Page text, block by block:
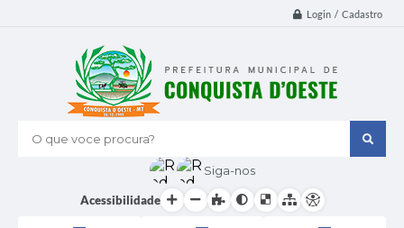
Login / Cadastro
O que voce procura?
Siga-nos
Acessibilidade